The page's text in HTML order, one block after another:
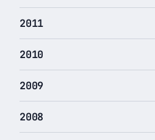
2011
2010
2009
2008